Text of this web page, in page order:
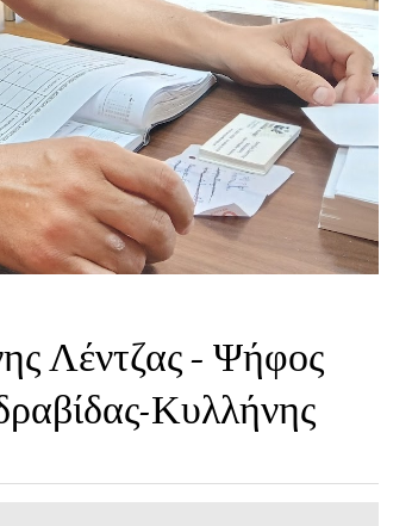
Λέντζας – Ψήφος
Κυλλήνης